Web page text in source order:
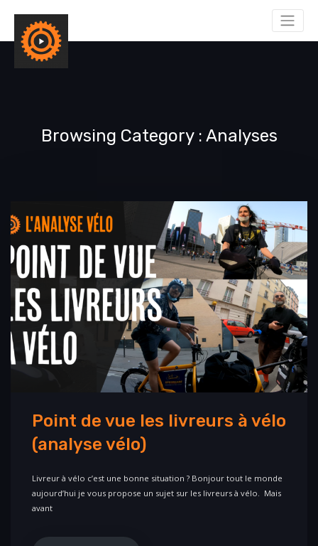
Browsing Category Analyses
Point de vue les livreurs à vélo
(analyse vélo)
Livreur à vélo c’est une bonne situation ? Bonjour tout le monde
aujourd’hui je vous propose un sujet sur les livreurs à vélo. Mais
avant